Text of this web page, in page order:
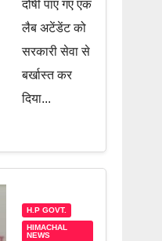
दोषी पाए गए एक
लैब अटेंडेंट को
सरकारी सेवा से
बर्खास्त कर
दिया...
H.P GOVT.
HIMACHAL
NEWS